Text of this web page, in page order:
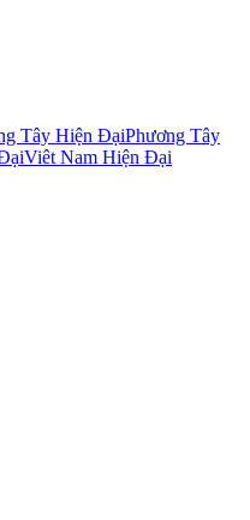
Tây Hiện ĐạiPhương Tây
Viêt Nam Hiện Đại